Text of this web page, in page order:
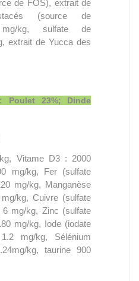
de FOS), extrait de
(source de
mg/kg, sulfate de
extrait de Yucca des
Poulet 23%; Dinde
Vitame D3 : 2000
mg/kg, Fer (sulfate
mg/kg, Manganèse
kg, Cuivre (sulfate
6 mg/kg, Zinc (sulfate
mg/kg, Iode (iodate
mg/kg, Sélénium
kg, taurine 900